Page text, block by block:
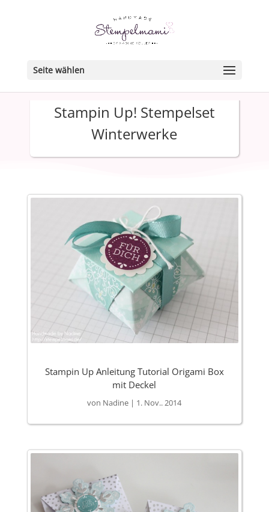
Seite wählen
Stampin Up! Stempelset
Winterwerke
Stampin Up Anleitung Tutorial Origami Box
mit Deckel
von Nadine | 1. Nov.. 2014